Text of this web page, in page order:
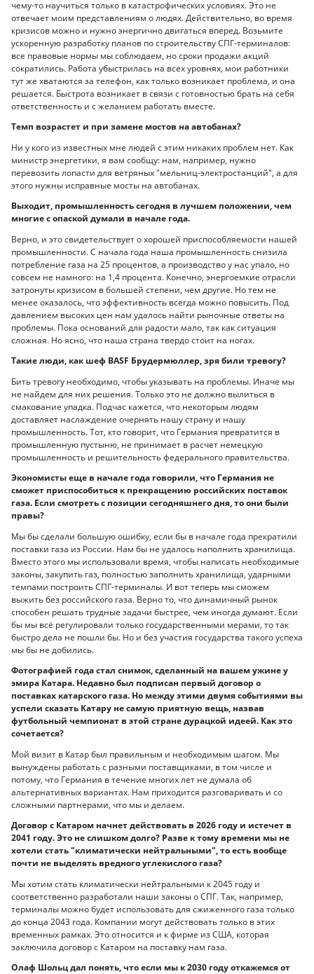
чему-то научиться только в катастрофических условиях. Это не
отвечает моим представлениям о людях. Действительно, во время
кризисов можно и нужно энергично двигаться вперед. Возьмите
ускоренную разработку планов по строительству СПГ-терминалов:
все правовые нормы мы соблюдаем, но сроки продажи акций
сократились. Работа убыстрилась на всех уровнях, мои работники
тут же хватаются за телефон, как только возникает проблема, и она
решается. Быстрота возникает в связи с готовностью брать на себя
ответственность и с желанием работать вместе.
Темп возрастет и при замене мостов на автобанах?
Ни у кого из известных мне людей с этим никаких проблем нет. Как
министр энергетики, я вам сообщу: нам, например, нужно
перевозить лопасти для ветряных "мельниц-электростанций", а для
этого нужны исправные мосты на автобанах.
Выходит, промышленность сегодня в лучшем положении, чем
многие с опаской думали в начале года.
Верно, и это свидетельствует о хорошей приспособляемости нашей
промышленности. С начала года наша промышленность снизила
потребление газа на 25 процентов, а производство у нас упало, но
совсем не намного: на 1,4 процента. Конечно, энергоемкие отрасли
затронуты кризисом в большей степени, чем другие. Но тем не
менее оказалось, что эффективность всегда можно повысить. Под
давлением высоких цен нам удалось найти рыночные ответы на
проблемы. Пока оснований для радости мало, так как ситуация
сложная. Но ясно, что наша страна твердо стоит на ногах.
Такие люди, как шеф BASF Брудермюллер, зря били тревогу?
Бить тревогу необходимо, чтобы указывать на проблемы. Иначе мы
не найдем для них решения. Только это не должно вылиться в
смакование упадка. Подчас кажется, что некоторым людям
доставляет наслаждение очернять нашу страну и нашу
промышленность. Тот, кто говорит, что Германия превратится в
промышленную пустыню, не принимает в расчет немецкую
промышленность и решительность федерального правительства.
Экономисты еще в начале года говорили, что Германия не
сможет приспособиться к прекращению российских поставок
газа. Если смотреть с позиции сегодняшнего дня, то они были
правы?
Мы бы сделали большую ошибку, если бы в начале года прекратили
поставки газа из России. Нам бы не удалось наполнить хранилища.
Вместо этого мы использовали время, чтобы написать необходимые
законы, закупить газ, полностью заполнить хранилища, ударными
темпами построить СПГ-терминалы. И вот теперь мы сможем
выжить без российского газа. Верно то, что динамичный рынок
способен решать трудные задачи быстрее, чем иногда думают. Если
бы мы всё регулировали только государственными мерами, то так
быстро дела не пошли бы. Но и без участия государства такого успеха
мы бы не добились.
Фотографией года стал снимок, сделанный на вашем ужине у
эмира Катара. Недавно был подписан первый договор о
поставках катарского газа. Но между этими двумя событиями вы
успели сказать Катару не самую приятную вещь, назвав
футбольный чемпионат в этой стране дурацкой идеей. Как это
сочетается?
Мой визит в Катар был правильным и необходимым шагом. Мы
вынуждены работать с разными поставщиками, в том числе и
потому, что Германия в течение многих лет не думала об
альтернативных вариантах. Нам приходится разговаривать и со
сложными партнерами, что мы и делаем.
Договор с Катаром начнет действовать в 2026 году и истечет в
2041 году. Это не слишком долго? Разве к тому времени мы не
хотели стать "климатически нейтральными", то есть вообще
почти не выделять вредного углекислого газа?
Мы хотим стать климатически нейтральными к 2045 году и
соответственно разработали наши законы о СПГ. Так, например,
терминалы можно будет использовать для сжиженного газа только
до конца 2043 года. Компании могут действовать только в этих
временных рамках. Это относится и к фирме из США, которая
заключила договор с Катаром на поставку нам газа.
Олаф Шольц дал понять, что если мы к 2030 году откажемся от